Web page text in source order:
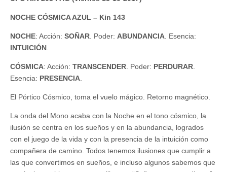
NOCHE CÓSMICA AZUL – Kin 143
NOCHE: Acción: SOÑAR. Poder: ABUNDANCIA. Esencia:
INTUICIÓN.
CÓSMICA: Acción: TRANSCENDER. Poder: PERDURAR.
Esencia: PRESENCIA.
El Pórtico Cósmico, toma el vuelo mágico. Retorno magnético.
La onda del Mono acaba con la Noche en el tono cósmico, la
ilusión se centra en los sueños y en la abundancia, logrados
con el juego de la vida y con la presencia de la intuición como
compañera de camino. Todos tenemos ilusiones que cumplir a
las que convertimos en sueños, e incluso algunos sabemos que